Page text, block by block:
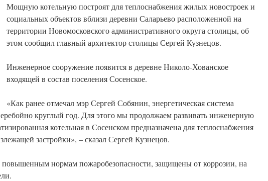
Мощную котельную построят для теплоснабжения жилых новостроек и
социальных объектов вблизи деревни Саларьево расположенной на
территории Новомосковского административного округа столицы, об
этом сообщил главный архитектор столицы Сергей Кузнецов.
Инженерное сооружение появится в деревне Николо-Хованское
входящей в состав поселения Сосенское.
«Как ранее отмечал мэр Сергей Собянин, энергетическая система
круглый год. Для этого мы продолжаем развивать инженерную
котельная в Сосенском предназначена для теплоснабжения
застройки», – сказал Сергей Кузнецов.
повышенным нормам пожаробезопасности, защищены от коррозии, на